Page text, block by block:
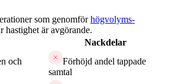
som genomförhögvolyms-
hastighet är avgörande.
Nackdelar
och
Förhöjd andel tappade
samtal